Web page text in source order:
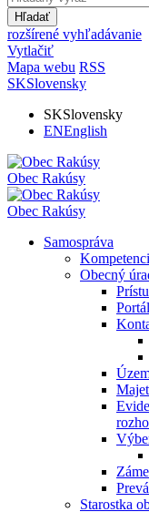
Hľadať
rozšírené vyhľadávanie
Vytlačiť
Mapa webu RSS
SKSlovensky
SKSlovensky
ENEnglish
Obec Rakúsy
Obec Rakúsy
Samospráva
Obecný
Starostka